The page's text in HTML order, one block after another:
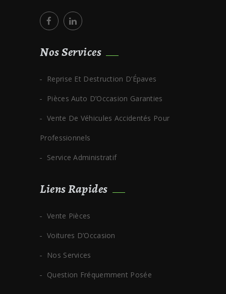
Nos Services
Reprise Et Destruction D’Épaves
Pièces Auto D’Occasion Garanties
Vente De Véhicules Accidentés Pour
Professionnels
Service Administratif
Liens Rapides
Vente Pièces
Voitures D’Occasion
Nos Services
Question Fréquemment Posée